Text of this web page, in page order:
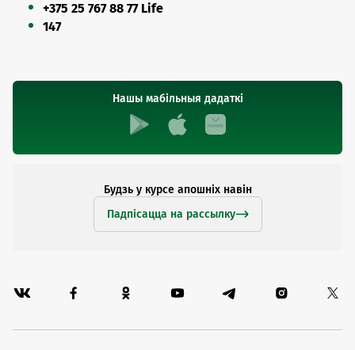
+375 25 767 88 77 Life
147
Нашы мабільныя дадаткі
Будзь у курсе апошніх навін
Падпісацца на рассылку